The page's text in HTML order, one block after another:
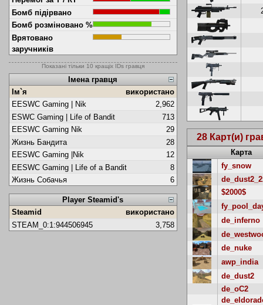
Бомб підірвано
Бомб розміновано %
Врятовано
заручників
Показані тільки 10 кращіх IDs гравця
Імена гравця
Ім`я
використано
EESWC Gaming | Nik
2,962
ESWC Gaming | Life of Bandit
713
EESWC Gaming Nik
29
Жизнь Бандита
28
EESWC Gaming |Nik
12
EESWC Gaming | Life of a Bandit
8
Жизнь Собачья
6
Player Steamid's
Steamid
використано
STEAM_0:1:944506945
3,758
28 Карт(и)
Карта
fy_snow
$2000$
de_inferno
de_nuke
awp_india
de_dust2
de_oC2